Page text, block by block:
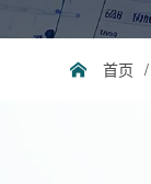
首页 /